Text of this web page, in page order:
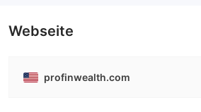
Webseite
profinwealth.com